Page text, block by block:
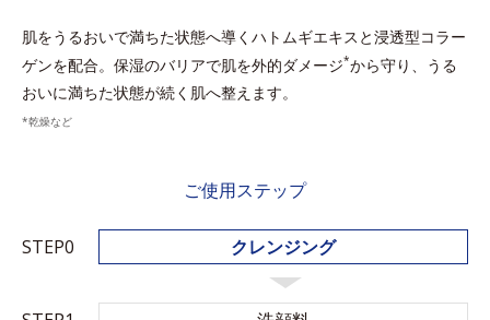
肌をうるおいで満ちた状態へ導くハトムギエキスと浸透型コラー
ゲンを配合。保湿のバリアで肌を外的ダメージ*から守り、うる
おいに満ちた状態が続く肌へ整えます。
*乾燥など
ご使用ステップ
STEP0 クレンジング